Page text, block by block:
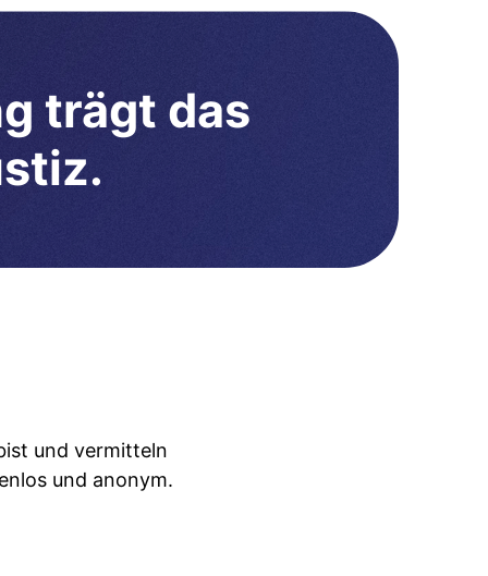
trägt das
und vermitteln
und anonym.